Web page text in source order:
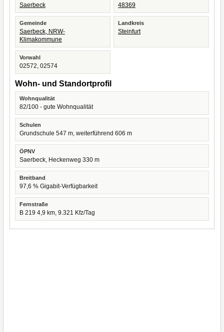
Saerbeck 48369
Gemeinde
Saerbeck, NRW-
Klimakommune
Landkreis
Steinfurt
Vorwahl
02572, 02574
Wohn- und Standortprofil
Wohnqualität
82/100 - gute Wohnqualität
Schulen
Grundschule 547 m, weiterführend 606 m
ÖPNV
Saerbeck, Heckenweg 330 m
Breitband
97,6 % Gigabit-Verfügbarkeit
Fernstraße
B 219 4,9 km, 9.321 Kfz/Tag